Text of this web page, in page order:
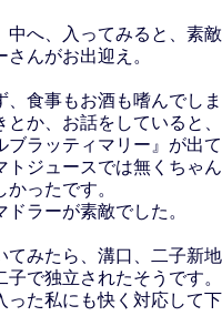
中へ、入ってみると、素
さんがお出迎え。
、食事もお酒も嗜んでし
とか、お話をしていると、
ブラッティマリー』が出
トジュースでは無くちゃ
かったです。
ドラーが素敵でした。
てみたら、溝口、二子新
子で独立されたそうです。
った私にも快く対応して